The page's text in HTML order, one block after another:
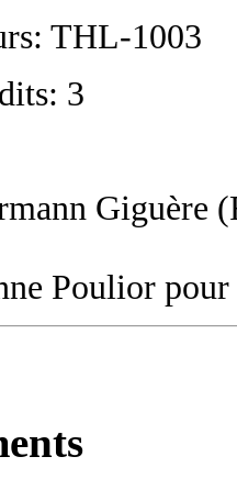
THL-1003
3
Giguère
Poulior pour